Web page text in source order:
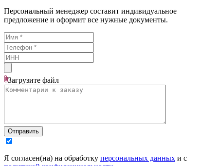
Персональный менеджер составит индивидуальное
предложение и оформит все нужные документы.
Загрузите файл
Отправить
Я согласен(на) на обработку персональных данных и с